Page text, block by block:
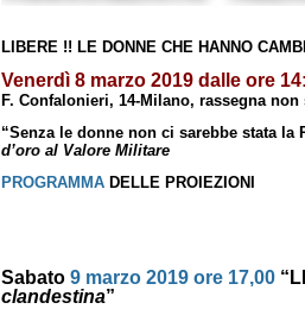
LIBERE !! LE DONNE CHE HANNO
Venerdì 8 marzo 2019 dalle ore
F. Confalonieri, 14-Milano, rassegna
“Senza le donne non ci sarebbe stata la
d’oro al Valore Militare
PROGRAMMA DELLE PROIEZIONI
Sabato 9 marzo 2019 ore 17,00
clandestina”